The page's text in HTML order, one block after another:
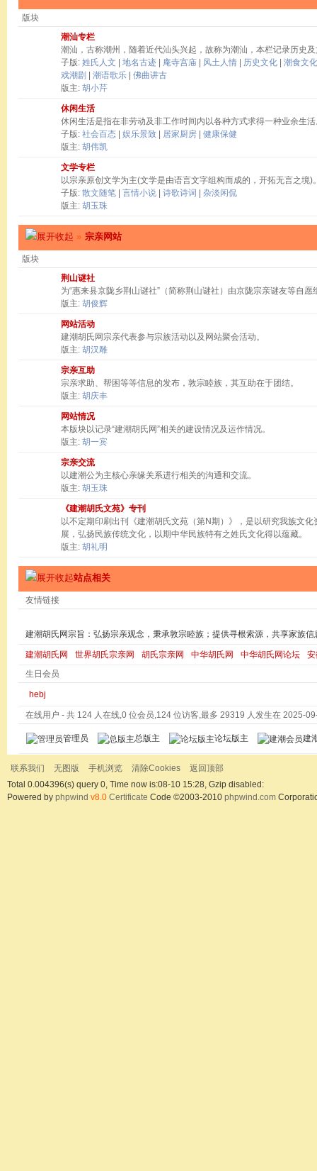
版块
潮汕专栏
潮汕，古称潮州，随着近代汕头兴起，故称为潮汕，本栏记录历史
子版: 姓氏人文 地名古迹 庵寺宫庙 风土人情 历史文化
潮食文化
戏潮剧
潮语歌乐
佛曲讲古
版主: 胡小芹
休闲生活
休闲生活是指在非劳动及非工作时间内以各种方式求得一种业余生
子版: 社会百态 娱乐景致 居家厨房
健康保健
版主: 胡伟凯
文学专栏
以宗亲原创文学为主(文学是由语言文字组构而成的，开拓无言之境)
子版: 散文随笔 言情小说 诗歌诗词
杂淡闲侃
版主: 胡玉珠
» 宗亲网站
版块
荆山谜社
为“惠来县京陇乡荆山谜社”（简称荆山谜社）由京陇宗亲谜友等自
版主: 胡俊辉
网站活动
建潮胡氏网宗亲代表参与宗族活动以及网站聚会活动。
版主: 胡汉雕
宗亲互助
宗亲求助、帮困等等信息的发布，敦宗睦族，其互助在于团结。
版主: 胡庆丰
网站情况
本版块以记录“建潮胡氏网”相关的建设情况及运作情况。
版主: 胡一宾
宗亲交流
以建潮公为主核心亲缘关系进行相关的沟通和交流。
版主: 胡玉珠
《建潮胡氏文苑》专刊
以不定期印刷出刊《建潮胡氏文苑（第N期）》，是以研究我族文
展，弘扬民族传统文化，以期中华民族特有之姓氏文化得以蕴藏。
版主: 胡礼明
站点相关
友情链接
建潮胡氏网宗旨：弘扬宗亲观念，秉承敦宗睦族；提供寻根索源，共享家族信
建潮胡氏网 世界胡氏宗亲网 胡氏宗亲网 中华胡氏网 中华胡氏网论坛
生日会员
hebj
在线用户 - 共 124 人在线,0 位会员,124 位访客,最多 29319 人发生在 2025-
管理员 总版主 论坛版主 建
联系我们 无图版 手机浏览 清除Cookies
返回顶部
Total 0.004396(s) query 0, Time now is:08-10 15:28, Gzip disabled:
Powered by phpwind v8.0 Certificate Code ©2003-2010 phpwind.com